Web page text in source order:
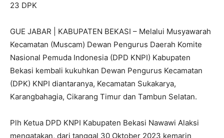
23 DPK
GUE JABAR | KABUPATEN BEKASI – Melalui Musyawarah
Kecamatan (Muscam) Dewan Pengurus Daerah Komite
Nasional Pemuda Indonesia (DPD KNPI) Kabupaten
Bekasi kembali kukuhkan Dewan Pengurus Kecamatan
(DPK) KNPI diantaranya, Kecamatan Sukakarya,
Karangbahagia, Cikarang Timur dan Tambun Selatan.
Plh Ketua DPD KNPI Kabupaten Bekasi Nawawi Alaksi
mengatakan, dari tanggal 30 Oktober 2023 kemarin